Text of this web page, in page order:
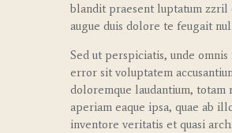
blandit praesent luptatum zzril
augue duis dolore te feugait
Sed ut perspiciatis, unde omnis
error sit voluptatem
doloremque laudantium, totam
aperiam eaque ipsa, quae ab
inventore veritatis et quasi